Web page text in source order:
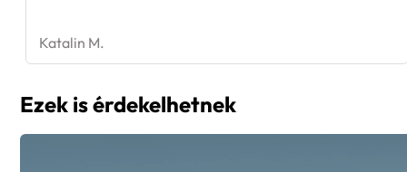
Katalin M.
Ezek is érdekelhetnek